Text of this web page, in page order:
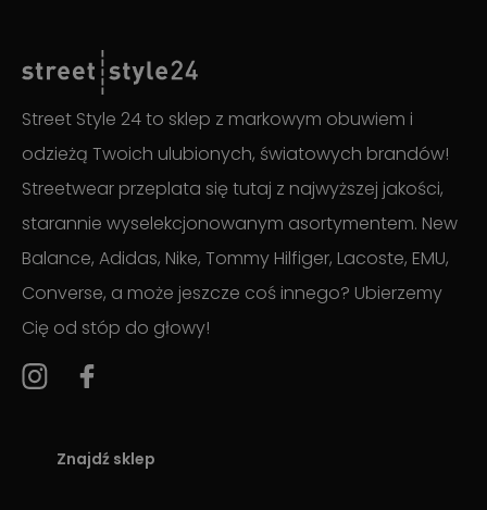
Street Style 24 to sklep z markowym obuwiem i
odzieżą Twoich ulubionych, światowych brandów!
Streetwear przeplata się tutaj z najwyższej jakości,
starannie wyselekcjonowanym asortymentem. New
Balance, Adidas, Nike, Tommy Hilfiger, Lacoste, EMU,
Converse, a może jeszcze coś innego? Ubierzemy
Cię od stóp do głowy!
Znajdź sklep